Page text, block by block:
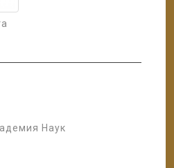
Наук